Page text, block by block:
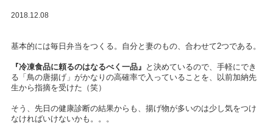
2018.12.08
基本的には毎日弁当をつくる。自分と妻のもの、合わせて2つである。
『冷凍食品に頼るのはなるべく一品』 と決めているので、手軽にでき
る「鳥の唐揚げ」がかなりの高確率で入っていることを、以前加納先
生から指摘を受けた（笑）
そう、先日の健康診断の結果からも、揚げ物が多いのは少し気をつけ
なければいけないかも。。。